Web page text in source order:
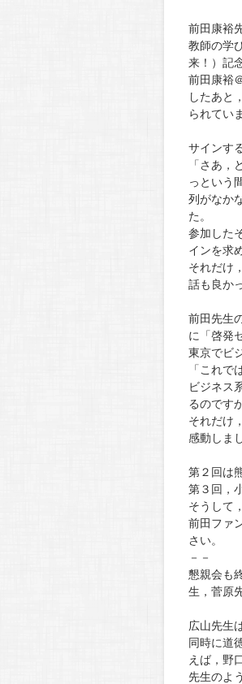
前田康裕
教師の学
来！）記
前田康裕
したあと
られてい
サインす
「さあ，
っという
列がなか
た。
参加した
インを求
それだけ
話も良か
前田先生
に「啓発
東京でビ
「これで
ビジネス
るのです
それだけ
感動しま
第２回は
第３回，
そうして
前田ファ
さい。
－－
懇親会も
生，菅原
広山先生
同時に道
えば，野
先生のよ